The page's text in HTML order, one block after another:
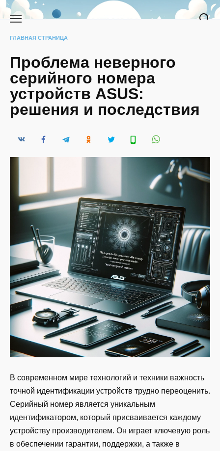
Перейти
ГЛАВНАЯ СТРАНИЦА
Проблема неверного
серийного номера
устройств ASUS:
решения и последствия
В современном мире технологий и техники важность
точной идентификации устройств трудно переоценить.
Серийный номер является уникальным
идентификатором, который присваивается каждому
устройству производителем. Он играет ключевую роль
в обеспечении гарантии, поддержки, а также в